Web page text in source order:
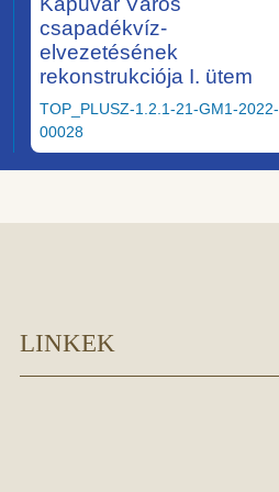
csapadékvíz-
elvezetésének
rekonstrukciója I. ütem
TOP_PLUSZ-1.2.1-21-GM1-2022-
00028
LINKEK